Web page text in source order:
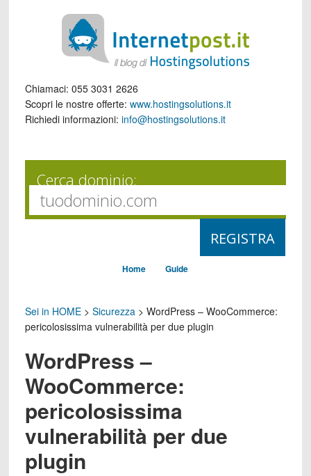
Chiamaci: 055 3031 2626
Scopri le nostre offerte: www.hostingsolutions.it
Richiedi informazioni: info@hostingsolutions.it
Cerca dominio:
Home Guide
Sei in HOME> Sicurezza> WordPress – WooCommerce:
pericolosissima vulnerabilità per due plugin
WordPress –
WooCommerce:
pericolosissima
vulnerabilità per due
plugin